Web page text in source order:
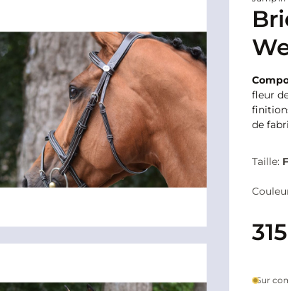
fleur
de
Taille:
Sur